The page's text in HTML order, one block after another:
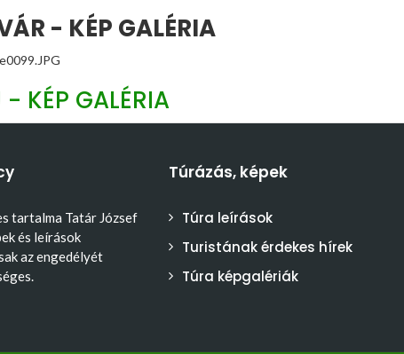
- KÉP GALÉRIA
KÉP GALÉRIA
tartalma Tatár József
és leírások
az engedélyét
Túrázás, képek
Túra leírások
Turistának érdekes hírek
Túra képgalériák